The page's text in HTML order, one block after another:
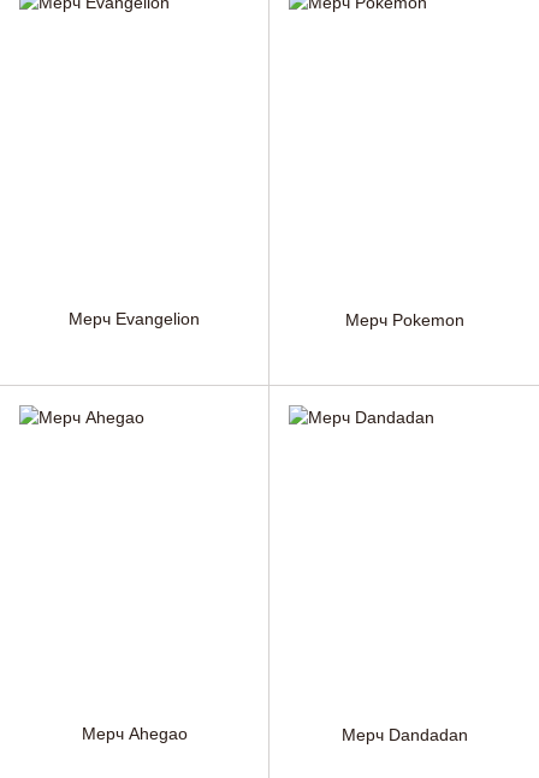
Мерч Evangelion Мерч Pokemon
Мерч Ahegao Мерч Dandadan